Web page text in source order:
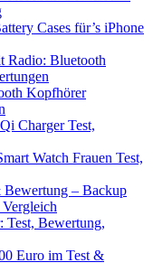
Cases für’s iPhone
Radio: Bluetooth
Kopfhörer
Charger Test,
Watch Frauen Test,
Bewertung – Backup
Test, Bewertung,
Euro im Test &